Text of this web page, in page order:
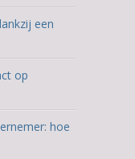
een
op
hoe